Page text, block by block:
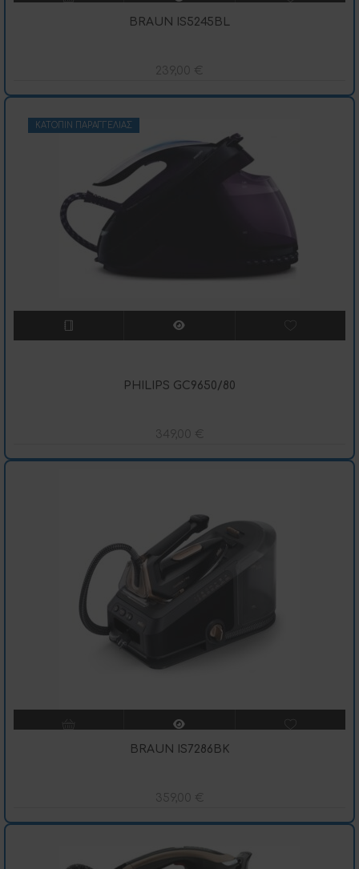
BRAUN IS5245BL
239,00 €
ΚΑΤΌΠΙΝ ΠΑΡΑΓΓΕΛΊΑΣ
PHILIPS GC9650/80
349,00 €
BRAUN IS7286BK
359,00 €